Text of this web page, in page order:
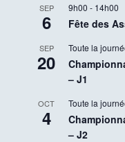
SEP
6
9h00 - 14h00
Fête des
SEP
20
Toute la
– J1
OCT
4
Toute la
– J2